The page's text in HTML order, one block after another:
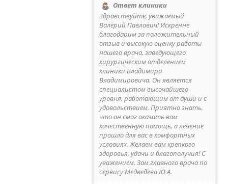
Ответ клиники
Здравствуйте, уважаемый
Валерий Павлович! Искренне
благодарим за положительный
отзыв и высокую оценку работы
нашего врача, заведующего
хирургическим отделением
клиники Владимира
Владимировича. Он является
специалистом высочайшего
уровня, работающим от души и с
удовольствием. Приятно знать,
что он смог оказать вам
качественную помощь, а лечение
прошло для вас в комфортных
условиях. Желаем вам крепкого
здоровья, удачи и благополучия! С
уважением, Зам.главного врача по
сервису Медведева Ю.А.